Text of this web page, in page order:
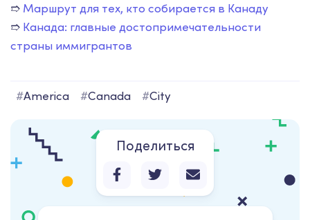
➱ Маршрут для тех, кто собирается в Канаду
➱ Канада: главные достопримечательности
страны иммигрантов
#America #Canada #City
Поделиться